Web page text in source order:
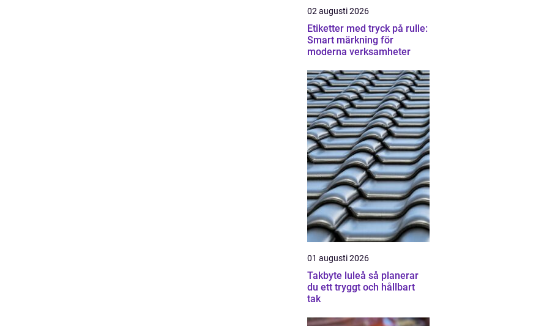
02 augusti 2026
Etiketter med tryck på rulle:
Smart märkning för
moderna verksamheter
01 augusti 2026
Takbyte luleå så planerar
du ett tryggt och hållbart
tak